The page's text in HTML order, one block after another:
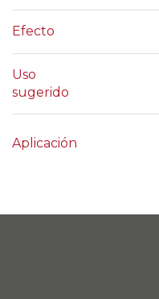
Efecto
Uso
sugerido
Aplicación